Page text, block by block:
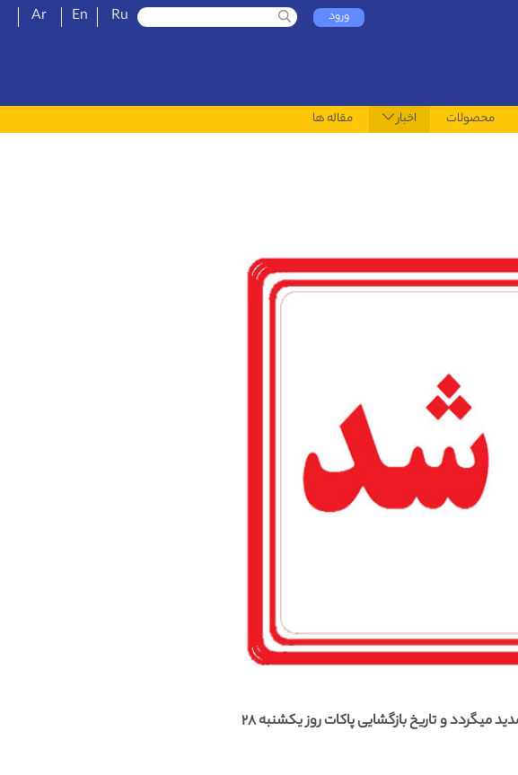
Ar En Ru ورود
محصولات اخبار مقاله ها
بدینوسیله آخرین مهلت ارسال پاکات تا پایان وقت اداری پنجشنبه 25 آبان ماه 1402 تمدید میگردد و تاریخ بازگشایی پاکات روز یکشنبه 28